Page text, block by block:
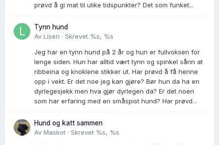
prøvd å gi mat til ulike tidspunkter? Det som funket...
Tynn hund
Av Lisen · Skrevet %s, %s
Jeg har en tynn hund på 2 år og hun er fullvoksen for
lenge siden. Hun har alltid vært tynn og spinkel sånn at
ribbeina og knoklene stikker ut. Har prøvd å få henne
opp i vekt. Er det noe jeg kan gjøre? Bør hun da ha en
dyrlegesjekk men hva gjør dyrlegen da? Er det noen
som har erfaring med en småspist hund? Har prøvd...
Hund og katt sammen
Av Maskot · Skrevet %s, %s